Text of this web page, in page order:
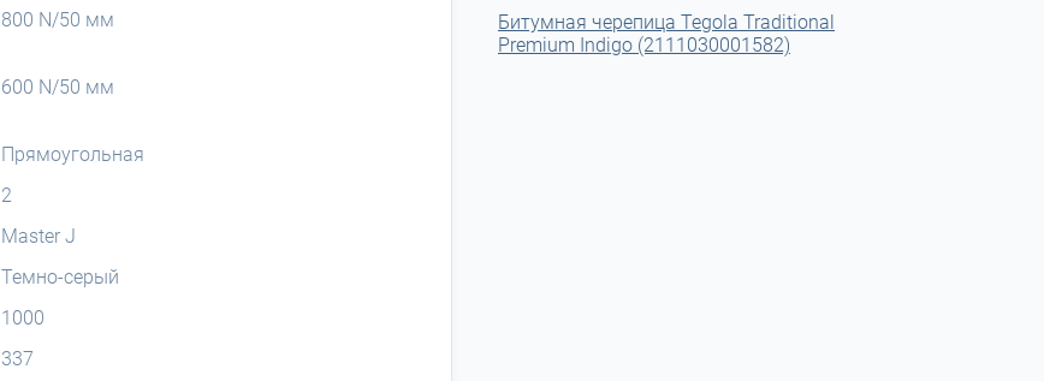
800 N/50 мм
600 N/50 мм
Прямоугольная
2
Master J
Темно-серый
1000
337
Битумная черепица Tegola Traditional
Premium Indigo (2111030001582)